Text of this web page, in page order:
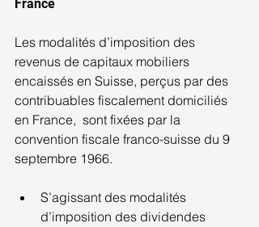
France
Les modalités d’imposition des
revenus de capitaux mobiliers
encaissés en Suisse, perçus par des
contribuables fiscalement domiciliés
en France,  sont fixées par la
convention fiscale franco-suisse du 9
septembre 1966.
S’agissant des modalités
d’imposition des dividendes